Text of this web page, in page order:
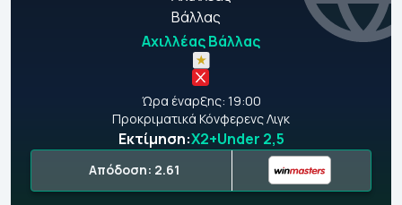
Αχιλλέας Βάλλας
Ώρα έναρξης: 19:00
Προκριματικά Κόνφερενς Λιγκ
Εκτίμηση:Χ2+Under 2,5
Απόδοση: 2.61